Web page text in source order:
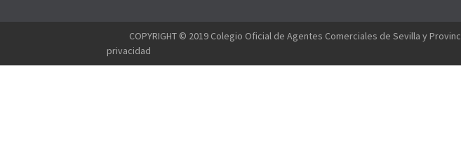
COPYRIGHT © 2019 Colegio Oficial de Agentes Comerciales de Sevilla y
privacidad